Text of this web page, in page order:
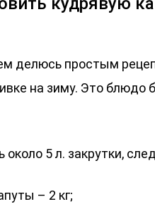
делюсь простым
на зиму. Это блюдо
5 л. закрутки,
– 2 кг;